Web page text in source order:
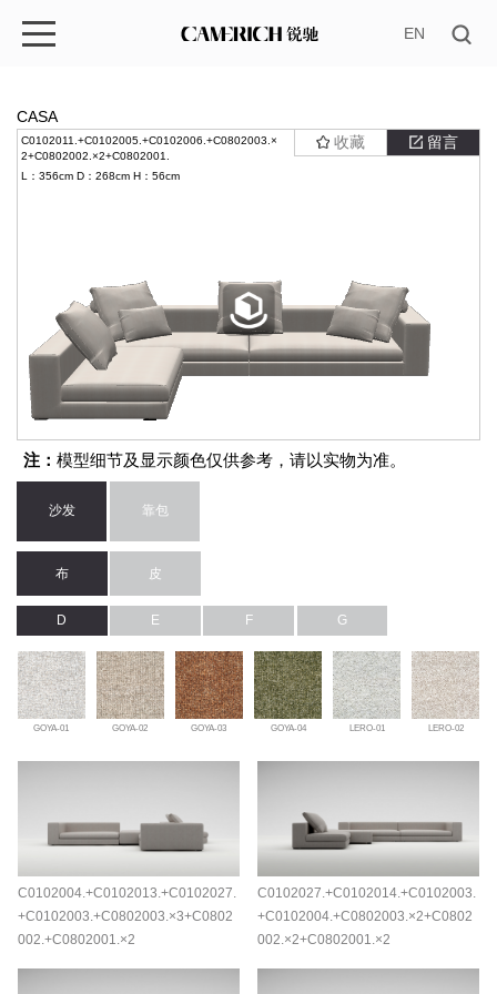
EN
CASA
C0102011.+C0102005.+C0102006.+C0802003.×
2+C0802002.×2+C0802001.
收藏 留言
L：356cm D：268cm H：56cm
注： 模型细节及显示颜色仅供参考，请以实物为准。
沙发 靠包
布 皮
D E F G
GOYA-01 GOYA-02 GOYA-03 GOYA-04 LERO-01 LERO-02
C0102004.+C0102013.+C0102027.
+C0102003.+C0802003.×3+C0802
002.+C0802001.×2
C0102027.+C0102014.+C0102003.
+C0102004.+C0802003.×2+C0802
002.×2+C0802001.×2